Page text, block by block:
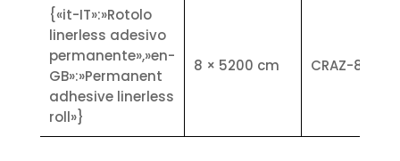
{«it-IT»:»Rotolo
linerless adesivo
permanente»,»en-
GB»:»Permanent
adhesive linerless
roll»}
8 × 5200 cm CRAZ-